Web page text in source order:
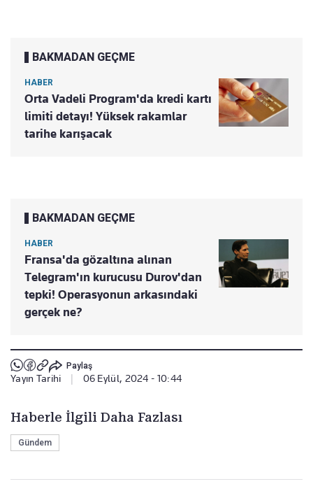
BAKMADAN GEÇME
HABER
Orta Vadeli Program'da kredi kartı
limiti detayı! Yüksek rakamlar
tarihe karışacak
BAKMADAN GEÇME
HABER
Fransa'da gözaltına alınan
Telegram'ın kurucusu Durov'dan
tepki! Operasyonun arkasındaki
gerçek ne?
Paylaş
Yayın Tarihi 06 Eylül, 2024 - 10:44
Haberle İlgili Daha Fazlası
Gündem